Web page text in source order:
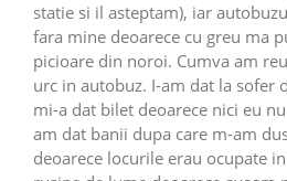
statie si il asteptam), iar
fara mine deoarece cu greu ma
picioare din noroi. Cumva am
urc in autobuz. I-am dat la sofer
mi-a dat bilet deoarece nici eu
am dat banii dupa care m-am
deoarece locurile erau ocupate